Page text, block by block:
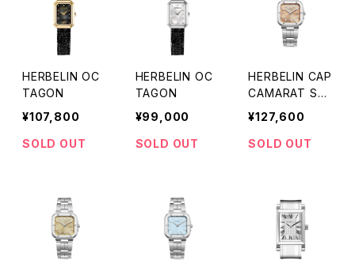
HERBELIN OC
TAGON
¥107,800
SOLD OUT
HERBELIN OC
TAGON
¥99,000
SOLD OUT
HERBELIN CAP
CAMARAT Squ
are Champagn
e Rose
¥127,600
SOLD OUT